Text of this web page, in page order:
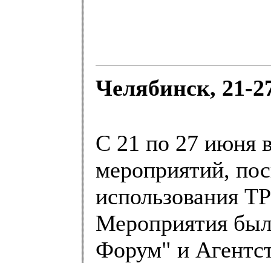
Челябинск, 21-
С 21 по 27 июня
мероприятий,
использования
Мероприятия
Форум" и